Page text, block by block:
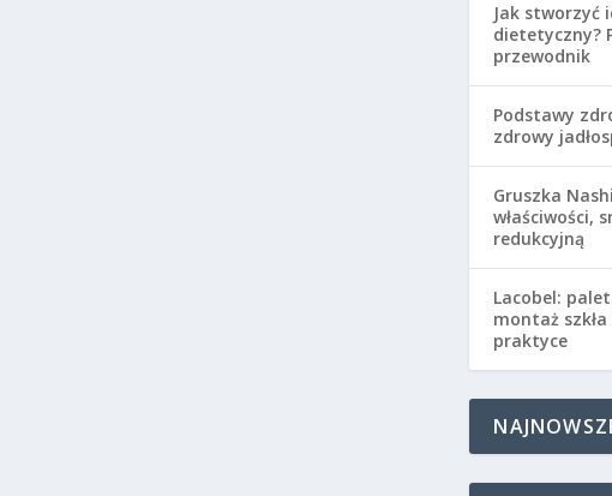
Jak stworzyć
dietetyczny?
przewodnik
Podstawy
zdrowy
Gruszka
właściwości,
redukcyjną
Lacobel:
montaż
praktyce